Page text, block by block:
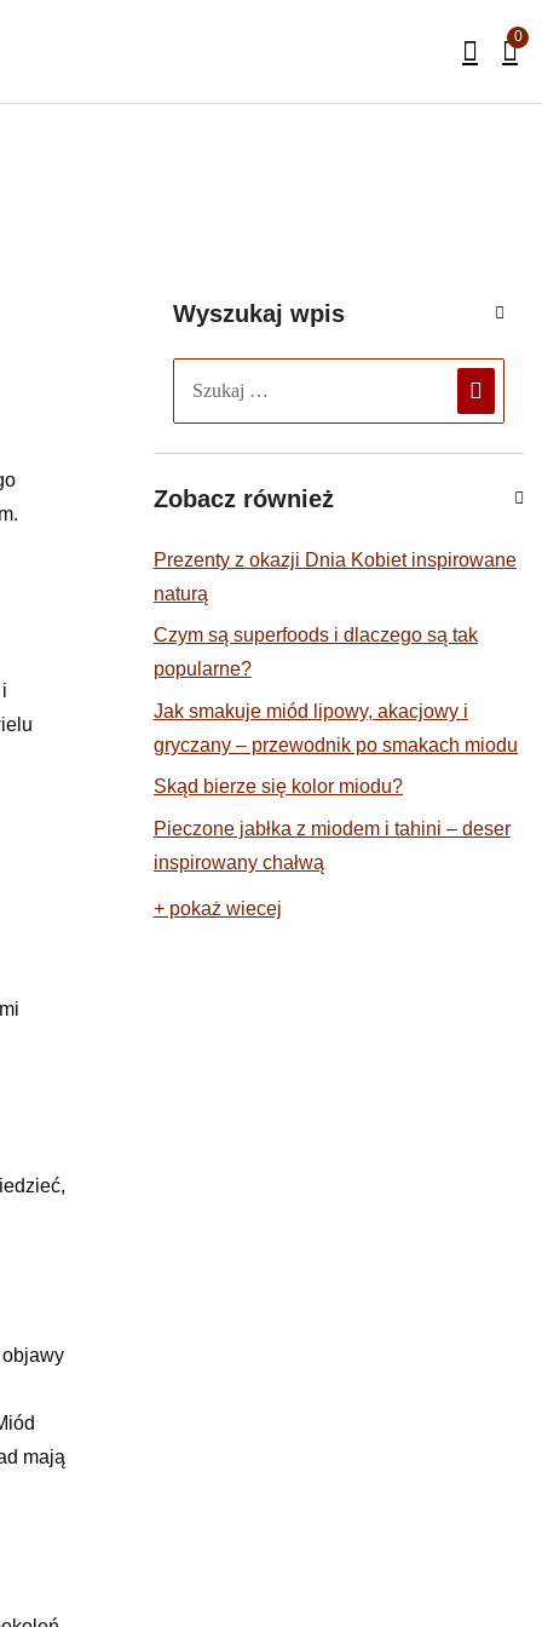
0
mają
Wyszukaj wpis
Zobacz również
Prezenty z okazji Dnia Kobiet inspirowane
naturą
Czym są superfoods i dlaczego są tak
popularne?
Jak smakuje miód lipowy, akacjowy i
gryczany – przewodnik po smakach miodu
Skąd bierze się kolor miodu?
Pieczone jabłka z miodem i tahini – deser
inspirowany chałwą
+ pokaż wiecej